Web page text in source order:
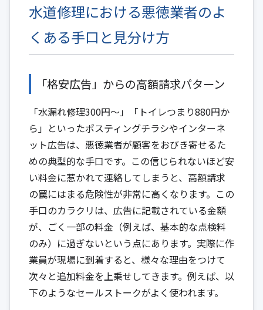
水道修理における悪徳業者のよ
くある手口と見分け方
「格安広告」からの高額請求パターン
「水漏れ修理300円～」「トイレつまり880円か
ら」といったポスティングチラシやインターネ
ット広告は、悪徳業者が顧客をおびき寄せるた
めの典型的な手口です。この信じられないほど安
い料金に惹かれて連絡してしまうと、高額請求
の罠にはまる危険性が非常に高くなります。この
手口のカラクリは、広告に記載されている金額
が、ごく一部の料金（例えば、基本的な点検料
のみ）に過ぎないという点にあります。実際に作
業員が現場に到着すると、様々な理由をつけて
次々と追加料金を上乗せしてきます。例えば、以
下のようなセールストークがよく使われます。